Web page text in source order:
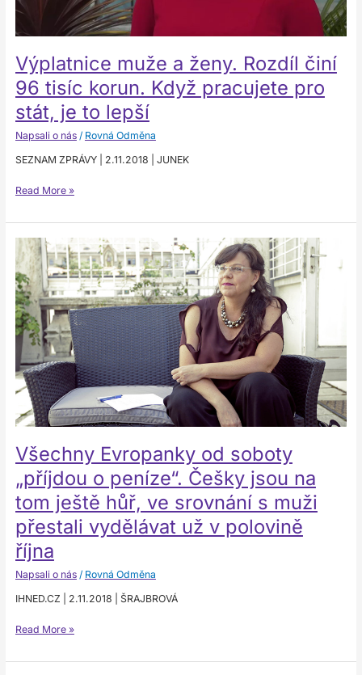
Výplatnice muže a ženy. Rozdíl činí
96 tisíc korun. Když pracujete pro
stát, je to lepší
Napsali o nás/ Rovná Odměna
SEZNAM ZPRÁVY | 2.11.2018 | JUNEK
pracujete
pro
je
to
lepší
Read More »
Všechny Evropanky od soboty
„příjdou o peníze“. Češky jsou na
tom ještě hůř, ve srovnání s muži
přestali vydělávat už v polovině
října
Napsali o nás/ Rovná Odměna
IHNED.CZ | 2.11.2018 | ŠRAJBROVÁ
Všechny
Evropanky
od
soboty
„příjdou
o
peníze“.
Češky
jsou
na
tom
ještě
ve
srovnání
s muži
přestali
vydělávat
už
v polovině
října
Read More »